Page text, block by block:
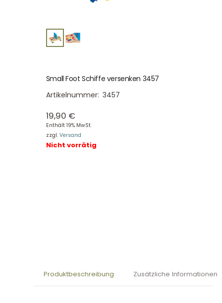
Small Foot Schiffe versenken 3457
Artikelnummer: 3457
19,90 €
Enthält 19% MwSt.
zzgl. Versand
Nicht vorrätig
Produktbeschreibung Zusätzliche Informationen